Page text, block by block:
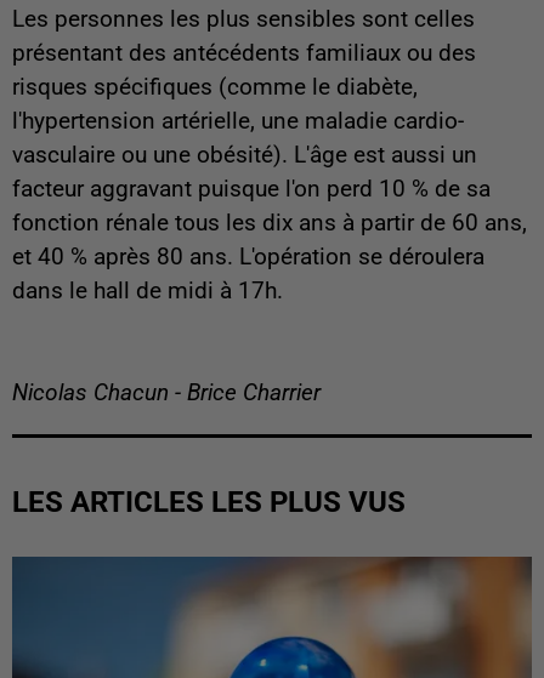
Les personnes les plus sensibles sont celles
présentant des antécédents familiaux ou des
risques spécifiques (comme le diabète,
l'hypertension artérielle, une maladie cardio-
vasculaire ou une obésité). L'âge est aussi un
facteur aggravant puisque l'on perd 10 % de sa
fonction rénale tous les dix ans à partir de 60 ans,
et 40 % après 80 ans. L'opération se déroulera
dans le hall de midi à 17h.
Nicolas Chacun - Brice Charrier
LES ARTICLES LES PLUS VUS